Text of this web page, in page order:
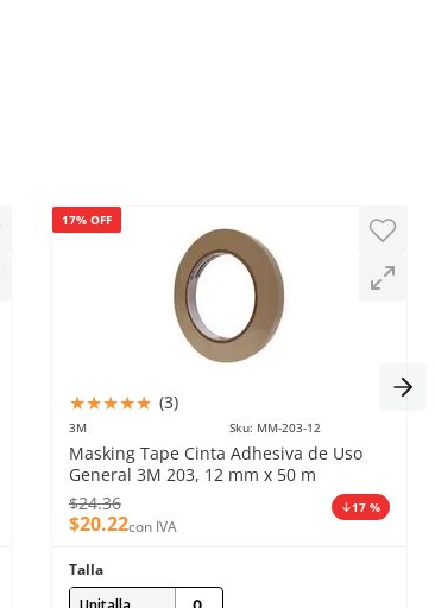
17% OFF
★★★★★ (3)
3M Sku: MM-203-12
Masking Tape Cinta Adhesiva de Uso
General 3M 203, 12 mm x 50 m
$24.36
$20.22con IVA
17 %
Talla